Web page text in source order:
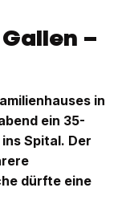
–
in
ein 35-
Spital. Der
dürfte eine